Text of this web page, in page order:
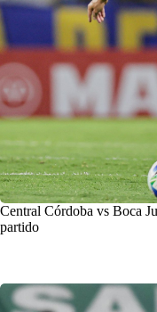
Central Córdoba vs Boca
partido